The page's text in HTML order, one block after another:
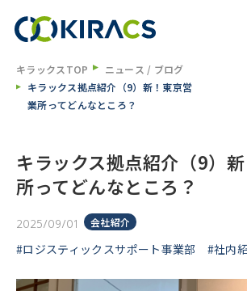
キラックスTOP
ニュース / ブログ
キラックス拠点紹介（9）新！東京営
業所ってどんなところ？
キラックス拠点紹介（9）
所ってどんなところ？
2025/09/01 会社紹介
#ロジスティックスサポート事業部 #社内